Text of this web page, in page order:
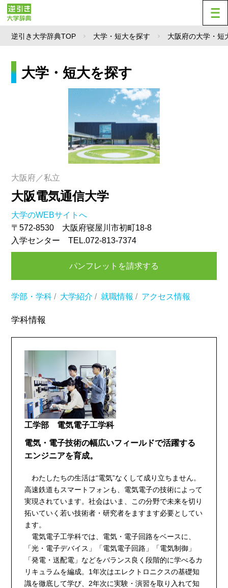
逆引き大学辞典TOP 大学・短大を探す 大阪府の大学・短
大学・短大を探す
大阪府／私立
大阪電気通信大学
大学のWEBサイトへ
〒572-8530 大阪府寝屋川市初町18-8
入学センター TEL.072-813-7374
パンフレットを請求する
学部・学科 / 大学紹介 / 就職情報 / アクセス情報
学科情報
工学部 電気電子工学科
電気・電子技術の幅広いフィールドで活躍する
エンジニアを育成。
わたしたちの生活は“電気”なくして成り立ちません。
高速鉄道もスマートフォンも、電気電子の技術によって
実現されています。社会はいま、この分野で未来を切り
拓いていく若い技術者・研究者をますます必要としてい
ます。
電気電子工学科では、電気・電子回路をベースに、
「光・電子デバイス」「電気電子回路」「電気制御」
「発電・送配電」などをバランス良く段階的に学べるカ
リキュラムを編成。1年次はエレクトロニクスの基礎知
識を徹底して学び、2年次に実験・演習を取り入れて知